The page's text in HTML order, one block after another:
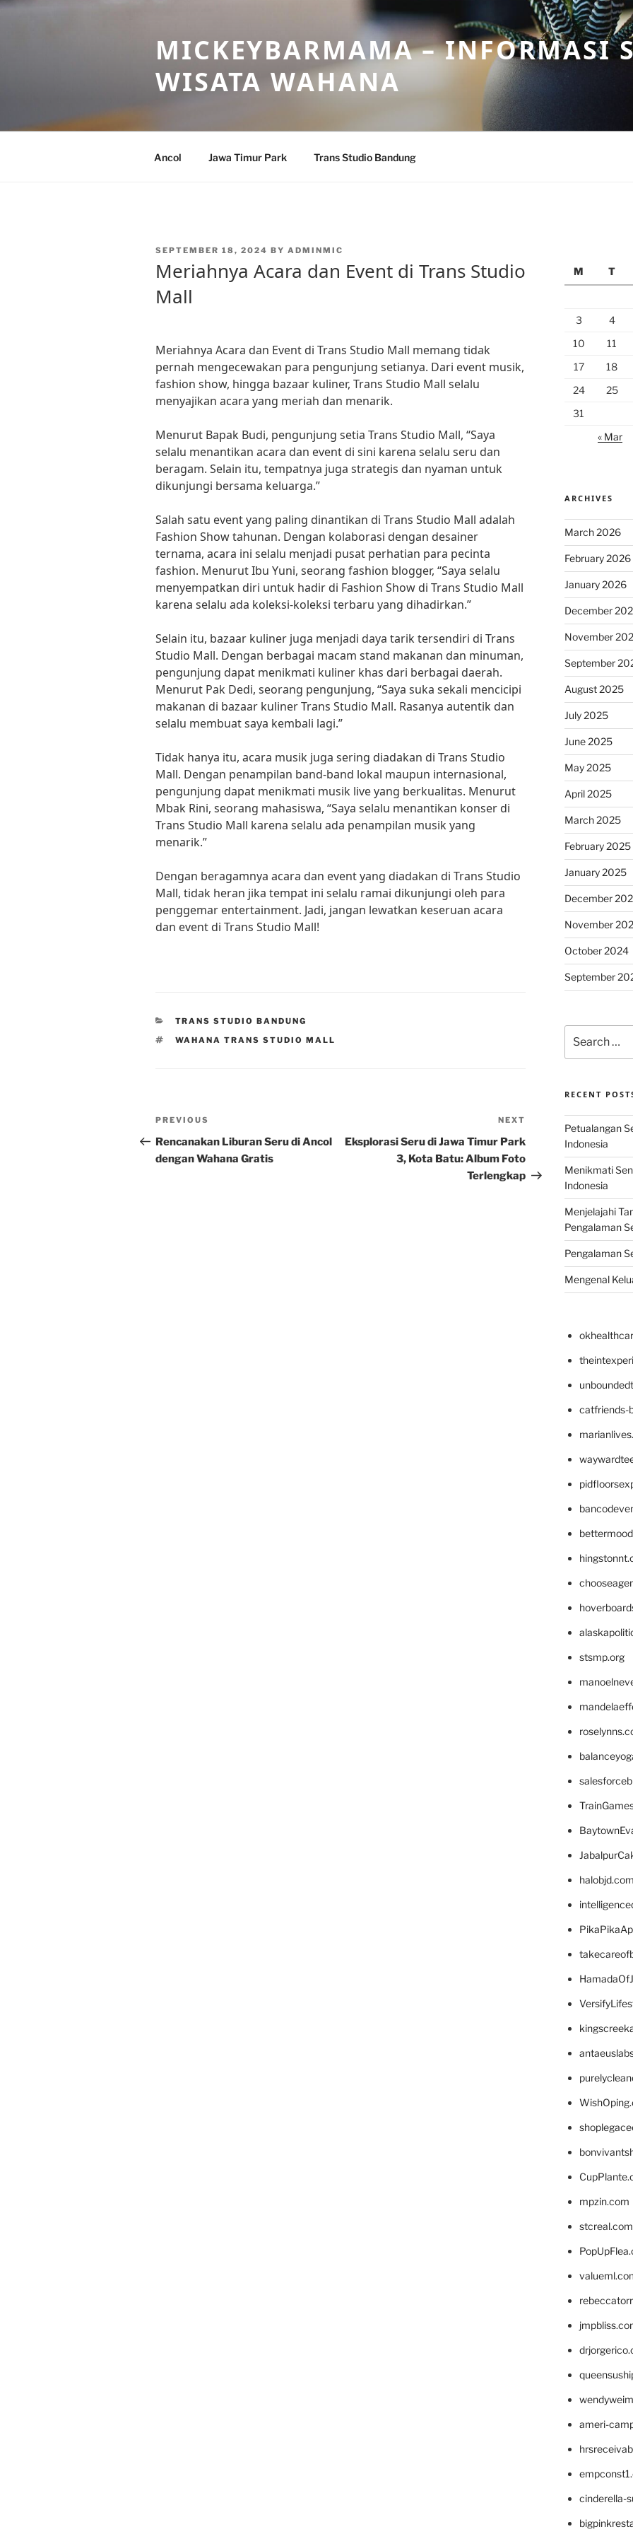
Skip
MICKEYBARMAMA – INFORMASI
WISATA WAHANA
Ancol Jawa Timur Park Trans Studio Bandung
POSTED
SEPTEMBER 18, 2024 BY ADMINMIC
Meriahnya Acara dan Event di Trans Studio
Mall
Meriahnya Acara dan Event di Trans Studio Mall memang tidak
pernah mengecewakan para pengunjung setianya. Dari event musik,
fashion show, hingga bazaar kuliner, Trans Studio Mall selalu
menyajikan acara yang meriah dan menarik.
Menurut Bapak Budi, pengunjung setia Trans Studio Mall, “Saya
selalu menantikan acara dan event di sini karena selalu seru dan
beragam. Selain itu, tempatnya juga strategis dan nyaman untuk
dikunjungi bersama keluarga.”
Salah satu event yang paling dinantikan di Trans Studio Mall adalah
Fashion Show tahunan. Dengan kolaborasi dengan desainer
ternama, acara ini selalu menjadi pusat perhatian para pecinta
fashion. Menurut Ibu Yuni, seorang fashion blogger, “Saya selalu
menyempatkan diri untuk hadir di Fashion Show di Trans Studio Mall
karena selalu ada koleksi-koleksi terbaru yang dihadirkan.”
Selain itu, bazaar kuliner juga menjadi daya tarik tersendiri di Trans
Studio Mall. Dengan berbagai macam stand makanan dan minuman,
pengunjung dapat menikmati kuliner khas dari berbagai daerah.
Menurut Pak Dedi, seorang pengunjung, “Saya suka sekali mencicipi
makanan di bazaar kuliner Trans Studio Mall. Rasanya autentik dan
selalu membuat saya kembali lagi.”
Tidak hanya itu, acara musik juga sering diadakan di Trans Studio
Mall. Dengan penampilan band-band lokal maupun internasional,
pengunjung dapat menikmati musik live yang berkualitas. Menurut
Mbak Rini, seorang mahasiswa, “Saya selalu menantikan konser di
Trans Studio Mall karena selalu ada penampilan musik yang
menarik.”
Dengan beragamnya acara dan event yang diadakan di Trans Studio
Mall, tidak heran jika tempat ini selalu ramai dikunjungi oleh para
penggemar entertainment. Jadi, jangan lewatkan keseruan acara
dan event di Trans Studio Mall!
CATEGORIES
TRANS STUDIO BANDUNG
TAGS
WAHANA TRANS STUDIO MALL
Post
navigation
Previous
Post
PREVIOUS
Rencanakan Liburan Seru di Ancol
dengan Wahana Gratis
Post
NEXT
Eksplorasi Seru di Jawa Timur Park
3, Kota Batu: Album Foto
Terlengkap
M
T
3
4
10
11
17
18
24
25
31
« Mar
ARCHIVES
March 2026
February 2026
January 2026
December
November
September
August 2025
July 2025
June 2025
May 2025
April 2025
March 2025
February 2025
January 2025
December
November
October 2024
September
for:
RECENT
Petualangan
Indonesia
Menikmati
Indonesia
Menjelajahi
Pengalaman
Pengalaman
Mengenal
catfriends-
stsmp.org
halobjd.com
mpzin.com
stcreal.com
ameri-
cinderella-